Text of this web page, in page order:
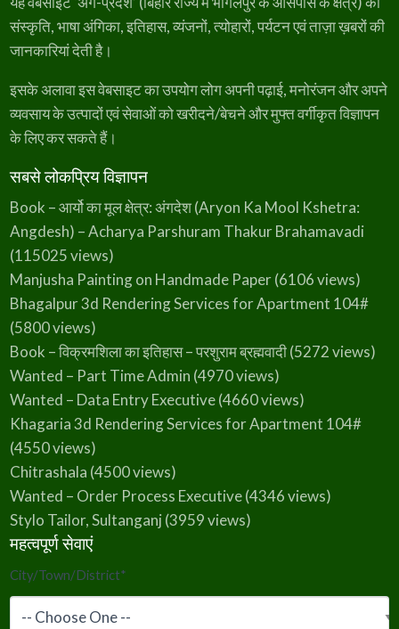
संस्कृति, भाषा अंगिका, इतिहास, व्यंजनों, त्योहारों, पर्यटन एवं ताज़ा ख़बरों की
जानकारियां देती है।
इसके अलावा इस वेबसाइट का उपयोग लोग अपनी पढ़ाई, मनोरंजन और अपने
व्यवसाय के उत्पादों एवं सेवाओं को खरीदने/बेचने और मुफ्त वर्गीकृत विज्ञापन
के लिए कर सकते हैं।
सबसे लोकप्रिय विज्ञापन
Book – आर्यो का मूल क्षेत्र: अंगदेश (Aryon Ka Mool Kshetra:
Angdesh) – Acharya Parshuram Thakur Brahamavadi
(115025 views)
Manjusha Painting on Handmade Paper(6106 views)
Bhagalpur 3d Rendering Services for Apartment 104#
(5800 views)
Book – विक्रमशिला का इतिहास – परशुराम ब्रह्मवादी(5272 views)
Wanted – Part Time Admin (4970 views)
Wanted – Data Entry Executive(4660 views)
Khagaria 3d Rendering Services for Apartment 104#
(4550 views)
Chitrashala (4500 views)
Wanted – Order Process Executive(4346 views)
Stylo Tailor, Sultanganj (3959 views)
महत्वपूर्ण सेवाएं
City/Town/District*